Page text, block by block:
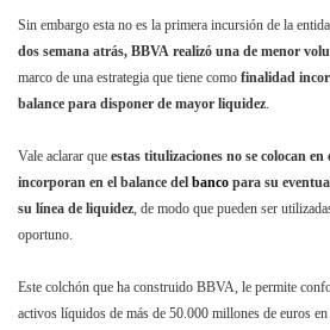
Sin embargo esta no es la primera incursión de la
dos semana atrás, BBVA realizó una de menor
marco de una estrategia que tiene como finalidad
balance para disponer de mayor liquidez.
Vale aclarar que estas titulizaciones no se colocan en
incorporan en el balance del banco para su
su línea de liquidez, de modo que pueden ser
oportuno.
Este colchón que ha construido BBVA, le permite
activos líquidos de más de 50.000 millones de euros